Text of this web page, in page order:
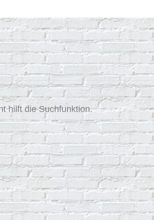
hilft die Suchfunktion.